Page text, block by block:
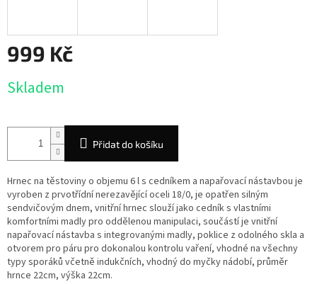
999 Kč
cena:
Skladem
Přidat do košíku
Hrnec na těstoviny o objemu 6 l s cedníkem a napařovací nástavbou je
vyroben z prvotřídní nerezavějící oceli 18/0, je opatřen silným
sendvičovým dnem, vnitřní hrnec slouží jako cedník s vlastními
komfortními madly pro oddělenou manipulaci, součástí je vnitřní
napařovací nástavba s integrovanými madly, poklice z odolného skla a
otvorem pro páru pro dokonalou kontrolu vaření, vhodné na všechny
typy sporáků včetně indukčních, vhodný do myčky nádobí, průměr
hrnce 22cm, výška 22cm.